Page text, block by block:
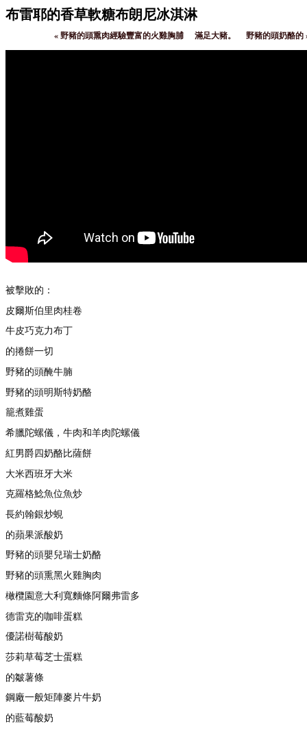
布雷耶的香草軟糖布朗尼冰淇淋
«野豬的頭熏肉經驗豐富的火雞胸脯 滿足大豬。 野豬的頭奶酪的
被擊敗的：
皮爾斯伯里肉桂卷
牛皮巧克力布丁
的捲餅一切
野豬的頭醃牛腩
野豬的頭明斯特奶酪
籠煮雞蛋
希臘陀螺儀，牛肉和羊肉陀螺儀
紅男爵四奶酪比薩餅
大米西班牙大米
克羅格鯰魚位魚炒
長約翰銀炒蜆
的蘋果派酸奶
野豬的頭嬰兒瑞士奶酪
野豬的頭熏黑火雞胸肉
橄欖園意大利寬麵條阿爾弗雷多
德雷克的咖啡蛋糕
優諾樹莓酸奶
莎莉草莓芝士蛋糕
的皺薯條
鋼廠一般矩陣麥片牛奶
的藍莓酸奶